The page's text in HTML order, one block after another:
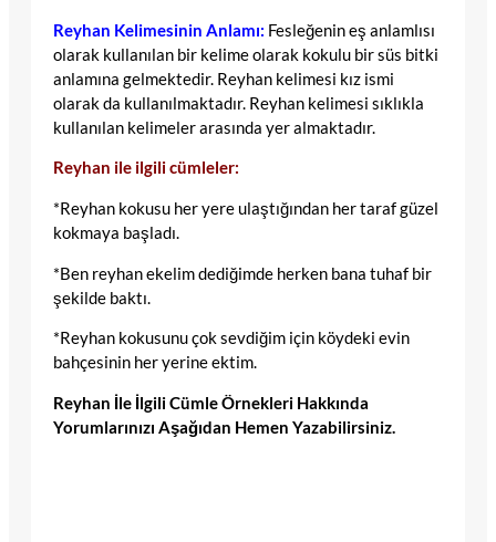
Reyhan Kelimesinin Anlamı: Fesleğenin eş anlamlısı
olarak kullanılan bir kelime olarak kokulu bir süs bitki
anlamına gelmektedir. Reyhan kelimesi kız ismi
olarak da kullanılmaktadır. Reyhan kelimesi sıklıkla
kullanılan kelimeler arasında yer almaktadır.
Reyhan ile ilgili cümleler:
*Reyhan kokusu her yere ulaştığından her taraf güzel
kokmaya başladı.
*Ben reyhan ekelim dediğimde herken bana tuhaf bir
şekilde baktı.
*Reyhan kokusunu çok sevdiğim için köydeki evin
bahçesinin her yerine ektim.
Reyhan İle İlgili Cümle Örnekleri Hakkında
Yorumlarınızı Aşağıdan Hemen Yazabilirsiniz.